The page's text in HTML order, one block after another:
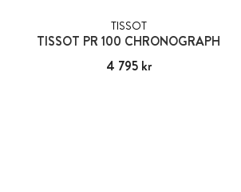
TISSOT
TISSOT PR 100 CHRONOGRAPH
Pris:4 795 kr
4 795 kr